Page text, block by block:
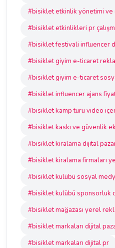
#bisiklet etkinlik yönetimi ve
#bisiklet etkinlikleri pr
#bisiklet festivali influencer
#bisiklet giyim e-ticaret
#bisiklet giyim e-ticaret
#bisiklet influencer ajans
#bisiklet kamp turu video
#bisiklet kaskı ve güvenlik
#bisiklet kiralama dijital
#bisiklet kiralama firmaları
#bisiklet kulübü sosyal
#bisiklet kulübü sponsorluk
#bisiklet mağazası yerel
#bisiklet markaları dijital
#bisiklet markaları dijital pr